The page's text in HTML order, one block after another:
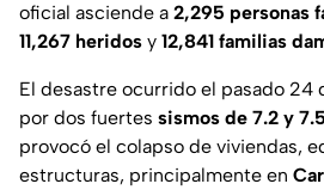
oficial asciende a 2,295 personas
11,267 heridos y 12,841 familias
El desastre ocurrido el pasado 24
por dos fuertes sismos de 7.2 y 7.5
provocó el colapso de viviendas,
estructuras, principalmente en